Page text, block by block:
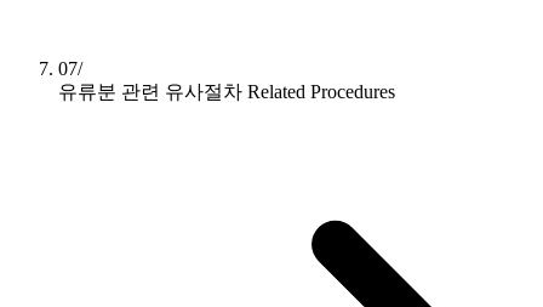
07/
유류분 관련 유사절차 Related Procedures